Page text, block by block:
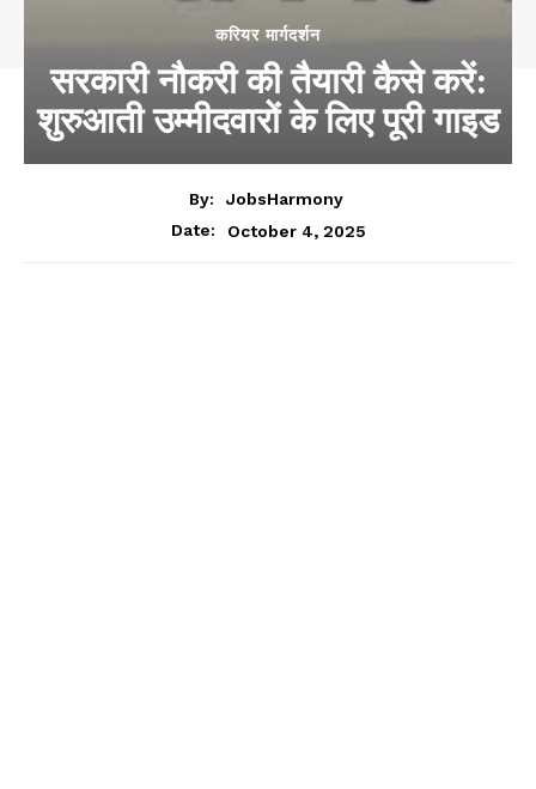
करियर मार्गदर्शन
सरकारी नौकरी की तैयारी कैसे करें:
शुरुआती उम्मीदवारों के लिए पूरी गाइड
By:
JobsHarmony
Date:
October 4, 2025